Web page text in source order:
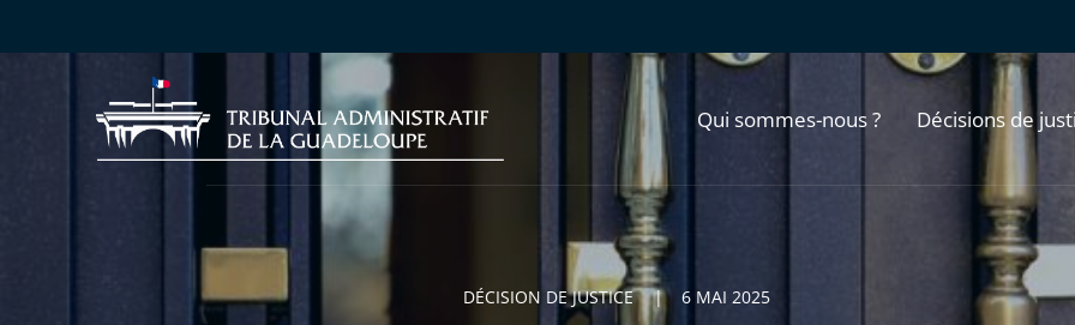
Qui sommes-nous ? Décisions de
DÉCISION DE JUSTICE 6 MAI 2025